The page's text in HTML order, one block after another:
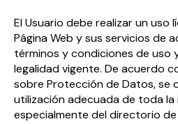
El Usuario debe realizar un uso
Página Web y sus servicios de
términos y condiciones de uso
legalidad vigente. De acuerdo
sobre Protección de Datos, se
utilización adecuada de toda la
especialmente del directorio